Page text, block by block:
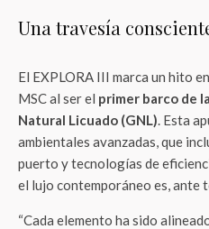
Una travesía
El EXPLORA III marca un hito
MSC al ser el primer barco de
Natural Licuado (GNL). Esta
ambientales avanzadas, que
puerto y tecnologías de
el lujo contemporáneo es, ante
“Cada elemento ha sido